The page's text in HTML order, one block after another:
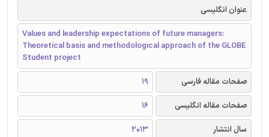
عنوان انگلیسی
Values and leadership expectations of future managers:
Theoretical basis and methodological approach of the GLOBE
Student project
صفحات مقاله فارسی
19
صفحات مقاله انگلیسی
16
سال انتشار
2013